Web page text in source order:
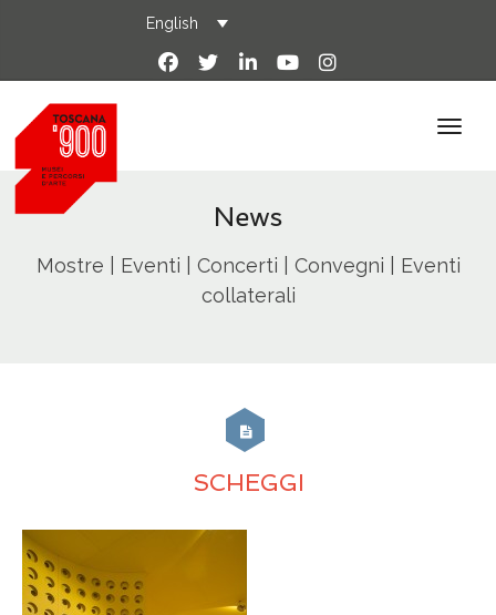
English
News
Mostre | Eventi | Concerti | Convegni | Eventi
collaterali
SCHEGGI